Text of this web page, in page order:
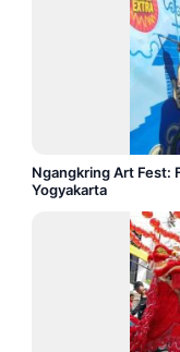
Ngangkring Art Fest:
Yogyakarta